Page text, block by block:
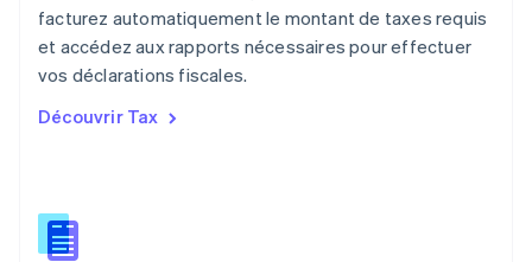
facturez automatiquement le montant de taxes requis
et accédez aux rapports nécessaires pour effectuer
vos déclarations fiscales.
Découvrir Tax
Pays-Bas
NederlandsEnglish
Pologne
Portugal
République tchèque
English